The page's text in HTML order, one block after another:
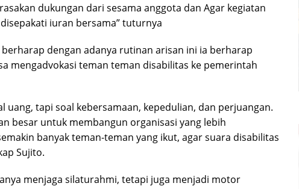
dukungan dari sesama anggota dan Agar kegiatan
iuran bersama” tuturnya
dengan adanya rutinan arisan ini ia berharap
mengadvokasi teman teman disabilitas ke pemerintah
uang, tapi soal kebersamaan, kepedulian, dan perjuangan.
besar untuk membangun organisasi yang lebih
banyak teman-teman yang ikut, agar suara disabilitas
Sujito.
menjaga silaturahmi, tetapi juga menjadi motor